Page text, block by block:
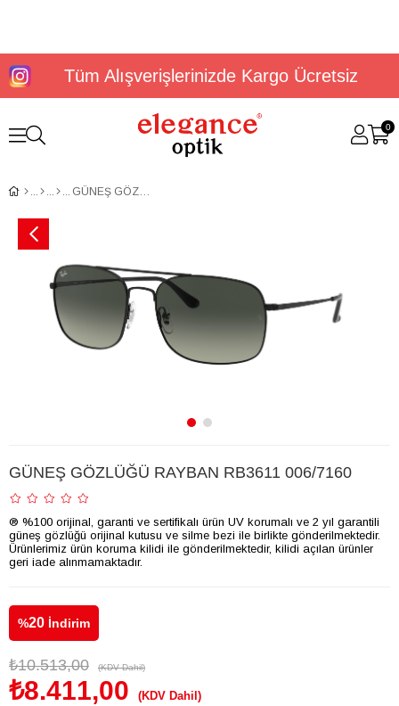
Tüm Alışverişlerinizde Kargo Ücretsiz
0
GÜNEŞ GÖZLÜĞÜ RAYBAN RB3611 006/7160
GÜNEŞ GÖZLÜĞÜ RAYBAN RB3611 006/7160
® %100 orijinal, garanti ve sertifikalı ürün UV korumalı ve 2 yıl garantili
güneş gözlüğü orijinal kutusu ve silme bezi ile birlikte gönderilmektedir.
Ürünlerimiz ürün koruma kilidi ile gönderilmektedir, kilidi açılan ürünler
geri iade alınmamaktadır.
%20 İndirim
₺10.513,00 (KDV Dahil)
₺8.411,00 (KDV Dahil)